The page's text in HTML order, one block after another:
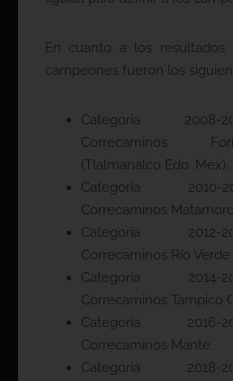
En cuanto a los resultados
campeones fueron los
Categoría 2008-
Correcaminos
(Tlalmanalco Edo. Mex).
Categoría 2010-
Correcaminos
Categoría 2012-
Correcaminos Río Verde
Categoría 2014-
Correcaminos Tampico
Categoría 2016-
Correcaminos Mante.
Categoría 2018-